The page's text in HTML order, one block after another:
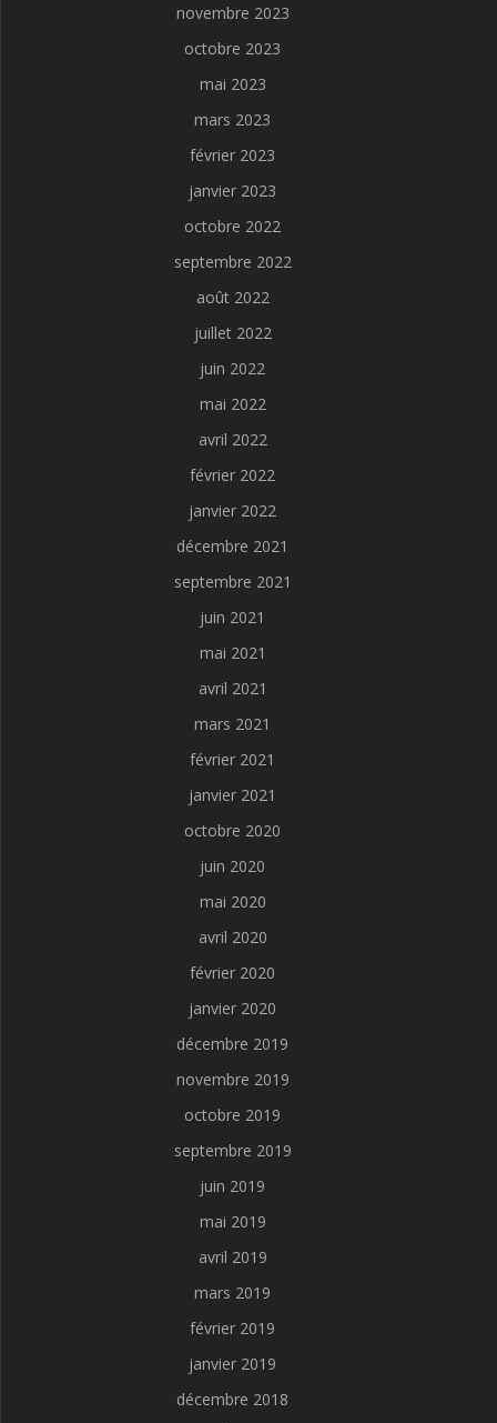
novembre 2023
octobre 2023
mai 2023
mars 2023
février 2023
janvier 2023
octobre 2022
septembre 2022
août 2022
juillet 2022
juin 2022
mai 2022
avril 2022
février 2022
janvier 2022
décembre 2021
septembre 2021
juin 2021
mai 2021
avril 2021
mars 2021
février 2021
janvier 2021
octobre 2020
juin 2020
mai 2020
avril 2020
février 2020
janvier 2020
décembre 2019
novembre 2019
octobre 2019
septembre 2019
juin 2019
mai 2019
avril 2019
mars 2019
février 2019
janvier 2019
décembre 2018